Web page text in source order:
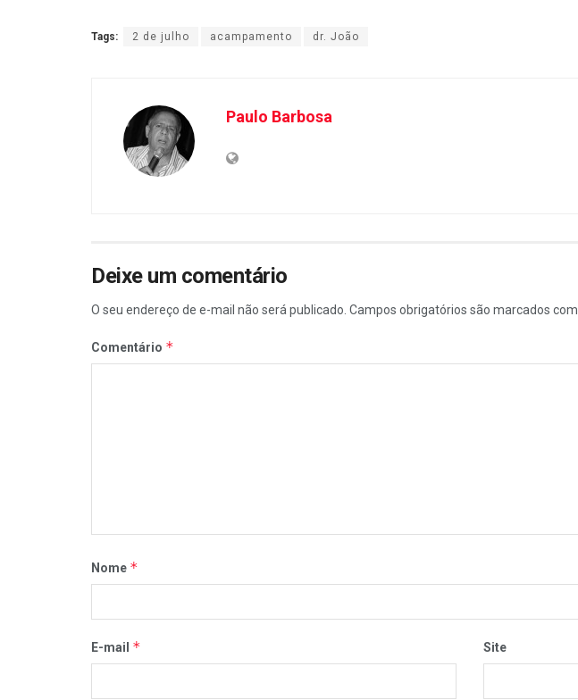
Tags: 2 de julho acampamento dr. João
Paulo Barbosa
Deixe um comentário
O seu endereço de e-mail não será publicado. Campos obrigatórios são marcados com
Comentário *
Nome *
E-mail * Site